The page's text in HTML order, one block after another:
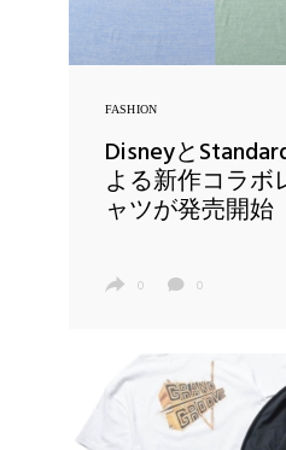
FASHION
Disneyと
よる新作コラボ
ャツが発売開始
0 0